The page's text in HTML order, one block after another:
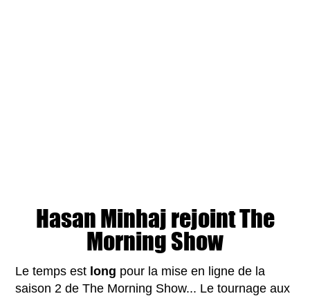
Hasan Minhaj rejoint The
Morning Show
Le temps est long pour la mise en ligne de la
saison 2 de The Morning Show... Le tournage aux